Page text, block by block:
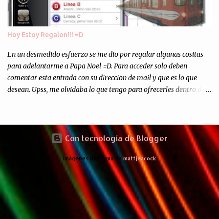
que los comentarios los dejo en sus manos...
Hoy Estoy Regalon!!! =D
En un desmedido esfuerzo se me dio por regalar algunas cositas
para adelantarme a Papa Noel =D. Para acceder solo deben
comentar esta entrada con su direccion de mail y que es lo que
desean. Upss, me olvidaba lo que tengo para ofrecerles dentro de
del Sr. Angel Traversi de AMT Desarrollos * 7 Invitaciones para
Google Wave , si bien ya son muchas las que estan dando vueltas,
nunca estan de mas. (*) Sobre Subtes y Algo Mas : La forma más
fácil de conocer el Subte de la Ciudad de Buenos Aires Sabias que
en el Subte de Buenos Aires hay murales de artistas de renombre
internacional? Necesitas dinero ? Sabes cuáles estaciones tienen
cajeros automáticos? Necesitas conocer las estaciones que
disponen de ascensores o escaleras mecánicas? Y los horarios de
Con tecnología de Blogger
Imágenes del tema demattjeacock